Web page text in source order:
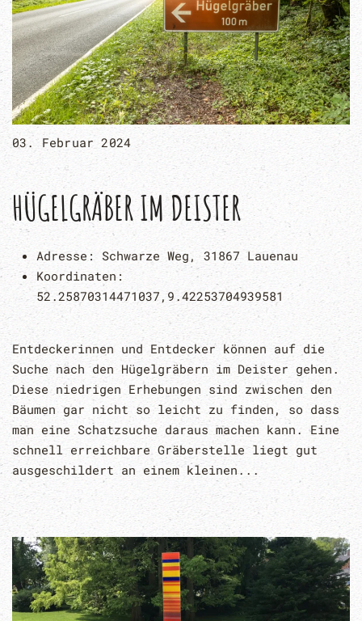
03. Februar 2024
HÜGELGRÄBER IM DEISTER
Adresse: Schwarze Weg, 31867 Lauenau
Koordinaten:
52.25870314471037,9.42253704939581
Entdeckerinnen und Entdecker können auf die
Suche nach den Hügelgräbern im Deister gehen.
Diese niedrigen Erhebungen sind zwischen den
Bäumen gar nicht so leicht zu finden, so dass
man eine Schatzsuche daraus machen kann. Eine
schnell erreichbare Gräberstelle liegt gut
ausgeschildert an einem kleinen...